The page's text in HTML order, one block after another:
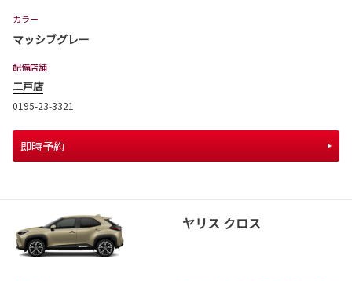
カラー
マッシブグレー
配備店舗
二戸店
0195-23-3321
即時予約
ヤリス クロス